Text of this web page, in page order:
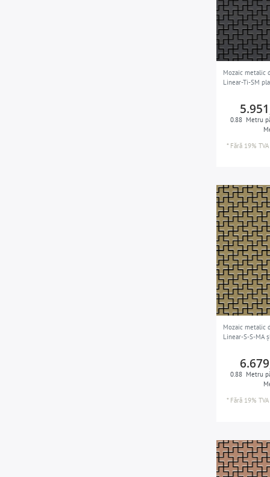
Mozaic metalic
Linear-Ti-SM
0.88 Metru
* Fără 19% TVA
Mozaic metalic
Linear-S-S-MA
0.88 Metru
* Fără 19% TVA